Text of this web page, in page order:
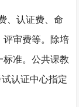
、认证费、命
评审费等。除培
标准。公共课教
认证中心指定